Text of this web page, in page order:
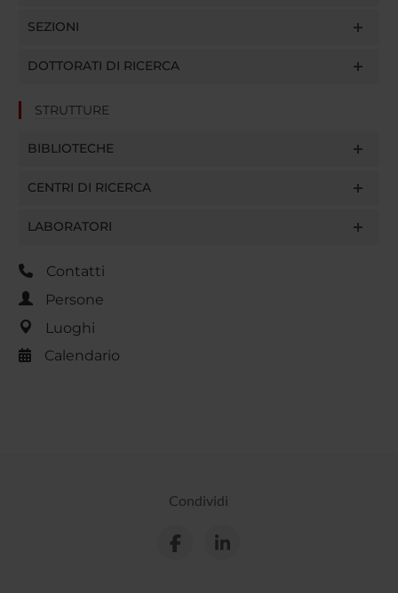
SEZIONI
DOTTORATI DI RICERCA
STRUTTURE
BIBLIOTECHE
CENTRI DI RICERCA
LABORATORI
Contatti
Persone
Luoghi
Calendario
Condividi